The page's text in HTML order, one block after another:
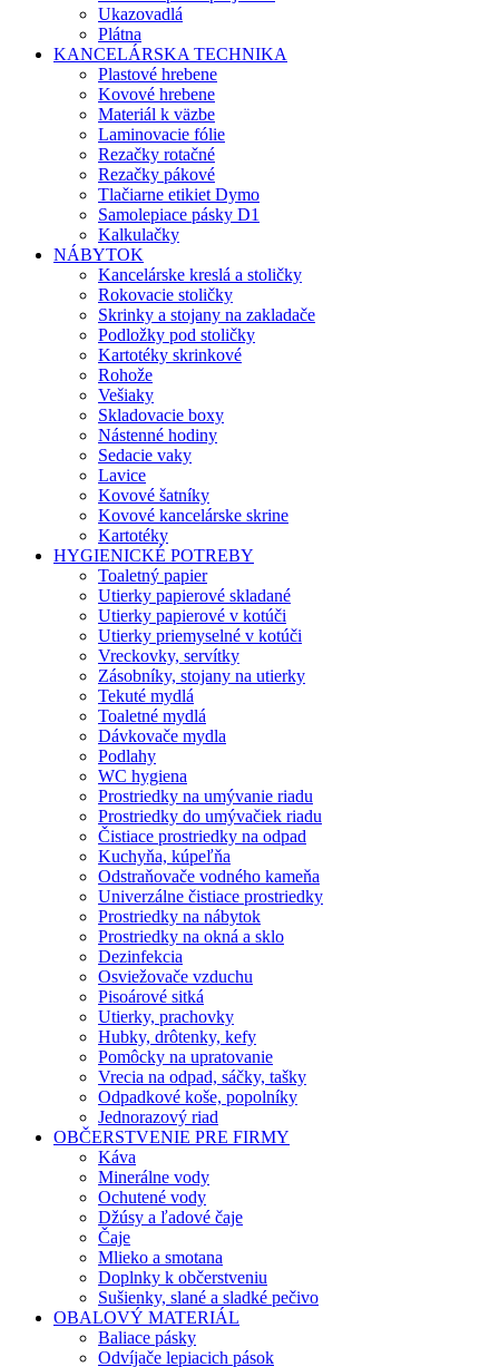
Ukazovadlá
Plátna
KANCELÁRSKA TECHNIKA
Plastové hrebene
Kovové hrebene
Materiál k väzbe
Laminovacie fólie
Rezačky rotačné
Rezačky pákové
Tlačiarne etikiet Dymo
Samolepiace pásky D1
Kalkulačky
NÁBYTOK
Kancelárske kreslá a stoličky
Rokovacie stoličky
Skrinky a stojany na zakladače
Podložky pod stoličky
Kartotéky skrinkové
Rohože
Vešiaky
Skladovacie boxy
Nástenné hodiny
Sedacie vaky
Lavice
Kovové šatníky
Kovové kancelárske skrine
Kartotéky
HYGIENICKÉ POTREBY
Toaletný papier
Utierky papierové skladané
Utierky papierové v kotúči
Utierky priemyselné v kotúči
Vreckovky, servítky
Zásobníky, stojany na utierky
Tekuté mydlá
Toaletné mydlá
Dávkovače mydla
Podlahy
WC hygiena
Prostriedky na umývanie riadu
Prostriedky do umývačiek riadu
Čistiace prostriedky na odpad
Kuchyňa, kúpeľňa
Odstraňovače vodného kameňa
Univerzálne čistiace prostriedky
Prostriedky na nábytok
Prostriedky na okná a sklo
Dezinfekcia
Osviežovače vzduchu
Pisoárové sitká
Utierky, prachovky
Hubky, drôtenky, kefy
Pomôcky na upratovanie
Vrecia na odpad, sáčky, tašky
Odpadkové koše, popolníky
Jednorazový riad
OBČERSTVENIE PRE FIRMY
Káva
Minerálne vody
Ochutené vody
Džúsy a ľadové čaje
Čaje
Mlieko a smotana
Doplnky k občerstveniu
Sušienky, slané a sladké pečivo
OBALOVÝ MATERIÁL
Baliace pásky
Odvíjače lepiacich pások